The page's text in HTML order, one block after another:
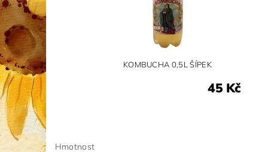
KOMBUCHA 0,5L ŠÍPEK
45 Kč
Hmotnost